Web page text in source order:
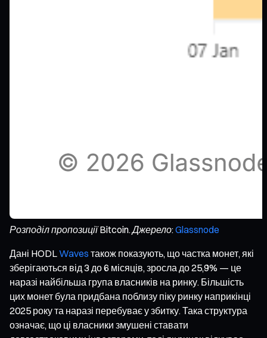
Розподіл пропозиції Bitcoin. Джерело:Glassnode
Дані HODLWaves також показують, що частка монет, які
зберігаються від 3 до 6 місяців, зросла до 25,9% — це
наразі найбільша група власників на ринку. Більшість
цих монет була придбана поблизу піку ринку наприкінці
2025 року та наразі перебуває у збитку. Така структура
означає, що ці власники змушені ставати